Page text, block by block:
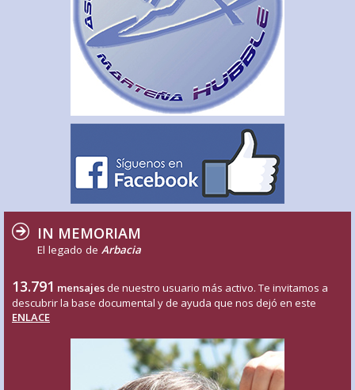
IN MEMORIAM
El legado de Arbacia
13.791 mensajes de nuestro usuario más activo. Te invitamos a
descubrir la base documental y de ayuda que nos dejó en este
ENLACE